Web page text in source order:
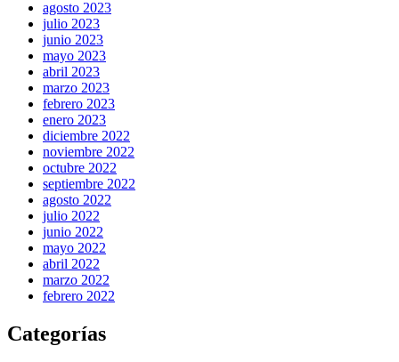
agosto 2023
julio 2023
junio 2023
mayo 2023
abril 2023
marzo 2023
febrero 2023
enero 2023
diciembre 2022
noviembre 2022
octubre 2022
septiembre 2022
agosto 2022
julio 2022
junio 2022
mayo 2022
abril 2022
marzo 2022
febrero 2022
Categorías